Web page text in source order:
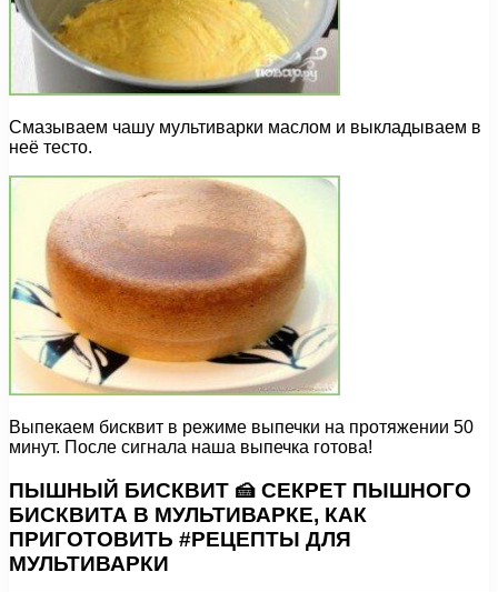
Смазываем чашу мультиварки маслом и выкладываем в
неё тесто.
Выпекаем бисквит в режиме выпечки на протяжении 50
минут. После сигнала наша выпечка готова!
ПЫШНЫЙ БИСКВИТ 🍰 СЕКРЕТ ПЫШНОГО
БИСКВИТА В МУЛЬТИВАРКЕ, КАК
ПРИГОТОВИТЬ #РЕЦЕПТЫ ДЛЯ
МУЛЬТИВАРКИ